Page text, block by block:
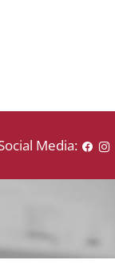
Media: